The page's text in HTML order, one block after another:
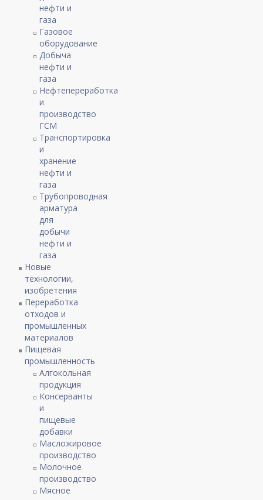
нефти и
газа
Газовое
оборудование
Добыча
нефти и
газа
Нефтепереработка
и
производство
ГСМ
Транспортировка
и
хранение
нефти и
газа
Трубопроводная
арматура
для
добычи
нефти и
газа
Новые
технологии,
изобретения
Переработка
отходов и
промышленных
материалов
Пищевая
промышленность
Алгокольная
продукция
Консерванты
и
пищевые
добавки
Масложировое
производство
Молочное
производство
Мясное